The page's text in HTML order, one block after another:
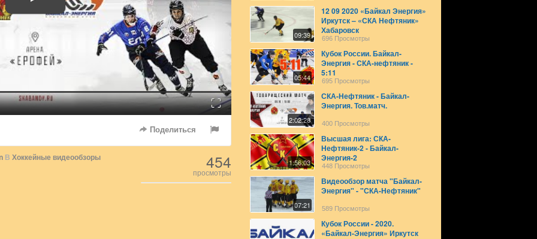
Fullscreen
Поделиться
В Хоккейные видеообзоры 454
просмотры
09:39
12 09 2020 «Байкал Энергия»
Иркутск – «СКА Нефтяник»
Хабаровск
696 Просмотры
05:44
Кубок России. Байкал-
Энергия - СКА-нефтяник -
5:11
695 Просмотры
2:02:28
СКА-Нефтяник - Байкал-
Энергия. Тов.матч.
400 Просмотры
1:56:03
Высшая лига: СКА-
Нефтяник-2 - Байкал-
Энергия-2
448 Просмотры
07:21
Видеообзор матча "Байкал-
Энергия" - "СКА-Нефтяник"
589 Просмотры
Кубок России - 2020.
«Байкал-Энергия» Иркутск